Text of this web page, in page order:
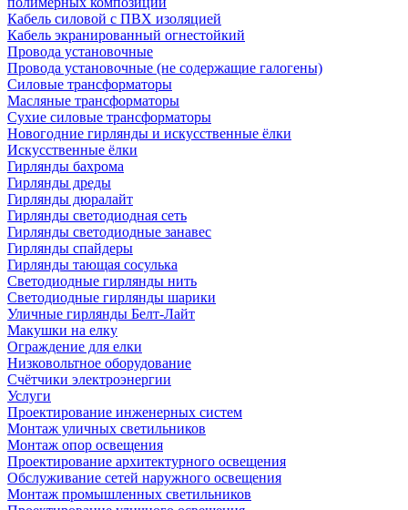
Кабель силовой с ПВХ изоляцией
Кабель экранированный огнестойкий
Провода установочные
Провода установочные (не содержащие галогены)
Силовые трансформаторы
Масляные трансформаторы
Сухие силовые трансформаторы
Новогодние гирлянды и искусственные ёлки
Искусственные ёлки
Гирлянды бахрома
Гирлянды дреды
Гирлянды дюралайт
Гирлянды светодиодная сеть
Гирлянды светодиодные занавес
Гирлянды спайдеры
Гирлянды тающая сосулька
Светодиодные гирлянды нить
Светодиодные гирлянды шарики
Уличные гирлянды Белт-Лайт
Макушки на елку
Ограждение для елки
Низковольтное оборудование
Счётчики электроэнергии
Услуги
Проектирование инженерных систем
Монтаж уличных светильников
Монтаж опор освещения
Проектирование архитектурного освещения
Обслуживание сетей наружного освещения
Монтаж промышленных светильников